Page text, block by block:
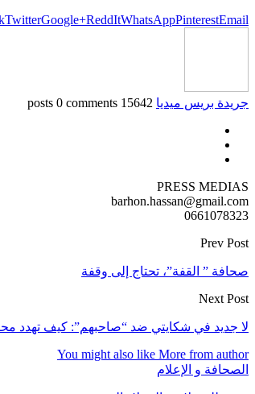
TwitterGoogle+ReddItWhatsAppPinterestEmail
جريدة بريس ميديا 15642 posts
0 comments
PRESS MEDIAS
barhon.hassan@gmail.com
0661078323
Prev Post
صحافة ” القفة”، تحتاج إلى وقفة
Next Post
لا جديد في شكايتي ضد “صاحبهم”: كيف تهدد
You might also like More from author
الصحافة و الإعلام